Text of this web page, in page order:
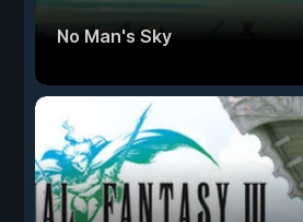
No Man's Sky